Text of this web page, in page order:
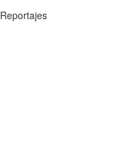
Reportajes